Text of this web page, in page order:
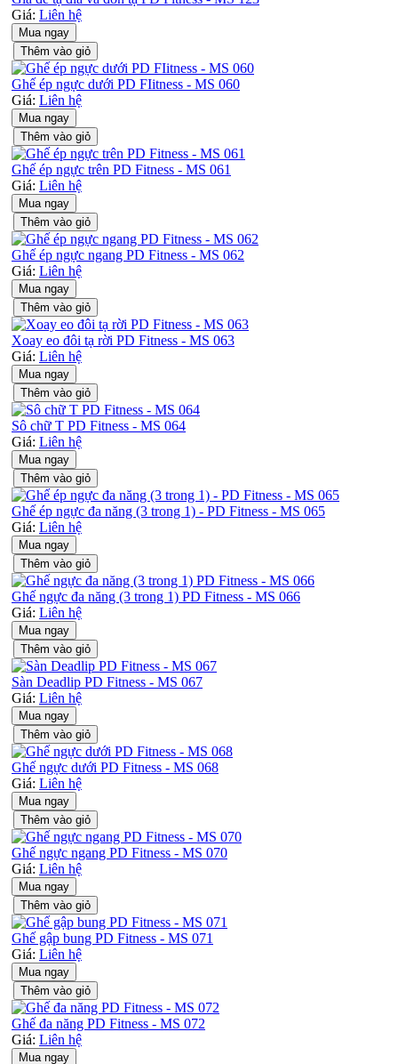
Giá: Liên hệ
Mua ngay
Thêm vào giỏ
Ghế ép ngực dưới PD FIitness - MS 060
Giá: Liên hệ
Mua ngay
Thêm vào giỏ
Ghế ép ngực trên PD Fitness - MS 061
Giá: Liên hệ
Mua ngay
Thêm vào giỏ
Ghế ép ngực ngang PD Fitness - MS 062
Giá: Liên hệ
Mua ngay
Thêm vào giỏ
Xoay eo đôi tạ rời PD Fitness - MS 063
Giá: Liên hệ
Mua ngay
Thêm vào giỏ
Sô chữ T PD Fitness - MS 064
Giá: Liên hệ
Mua ngay
Thêm vào giỏ
Ghế ép ngực đa năng (3 trong 1) - PD Fitness - MS 065
Giá: Liên hệ
Mua ngay
Thêm vào giỏ
Ghế ngực đa năng (3 trong 1) PD Fitness - MS 066
Giá: Liên hệ
Mua ngay
Thêm vào giỏ
Sàn Deadlip PD Fitness - MS 067
Giá: Liên hệ
Mua ngay
Thêm vào giỏ
Ghế ngực dưới PD Fitness - MS 068
Giá: Liên hệ
Mua ngay
Thêm vào giỏ
Ghế ngực ngang PD Fitness - MS 070
Giá: Liên hệ
Mua ngay
Thêm vào giỏ
Ghế gập bung PD Fitness - MS 071
Giá: Liên hệ
Mua ngay
Thêm vào giỏ
Ghế đa năng PD Fitness - MS 072
Giá: Liên hệ
Mua ngay